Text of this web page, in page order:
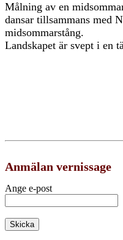
Målning av en
dansar tillsammans med
midsommarstång.
Landskapet är svept i en
Anmälan vernissage
Ange e-post